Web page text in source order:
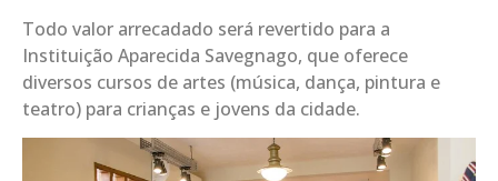
Todo valor arrecadado será revertido para a
Instituição Aparecida Savegnago, que oferece
diversos cursos de artes (música, dança, pintura e
teatro) para crianças e jovens da cidade.